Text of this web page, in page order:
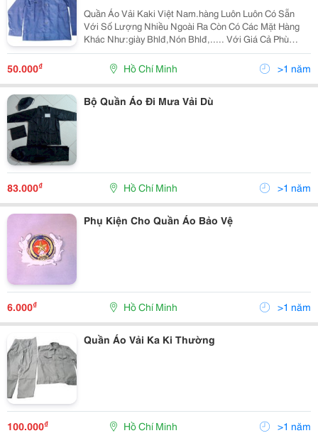
Quần Áo Vải Kaki Việt Nam.hàng Luôn Luôn Có Sẵn
Với Số Lượng Nhiều Ngoài Ra Còn Có Các Mặt Hàng
Khác Như:giày Bhlđ,Nón Bhlđ,..... Với Giá Cả Phù
Hợp.mọi Chi Tiết Xin Vui Lòng Liên Hệ:anh Sang
0917261963
50.000₫ Hồ Chí Minh >1 năm
Bộ Quần Áo Đi Mưa Vải Dù
83.000₫ Hồ Chí Minh >1 năm
Phụ Kiện Cho Quần Áo Bảo Vệ
6.000₫ Hồ Chí Minh >1 năm
Quần Áo Vải Ka Ki Thường
100.000₫ Hồ Chí Minh >1 năm